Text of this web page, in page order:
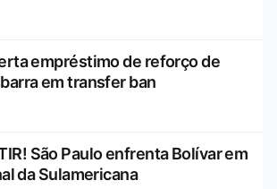
empréstimo de reforço de
em transfer ban
São Paulo enfrenta Bolívar em
da Sulamericana